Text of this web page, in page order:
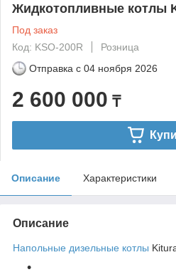
Жидкотопливные котлы
Под заказ
Код: KSO-200R
Розница
Отправка с 04 ноября 2026
2 600 000 ₸
Описание Характеристики
Описание
Напольные дизельные котлы